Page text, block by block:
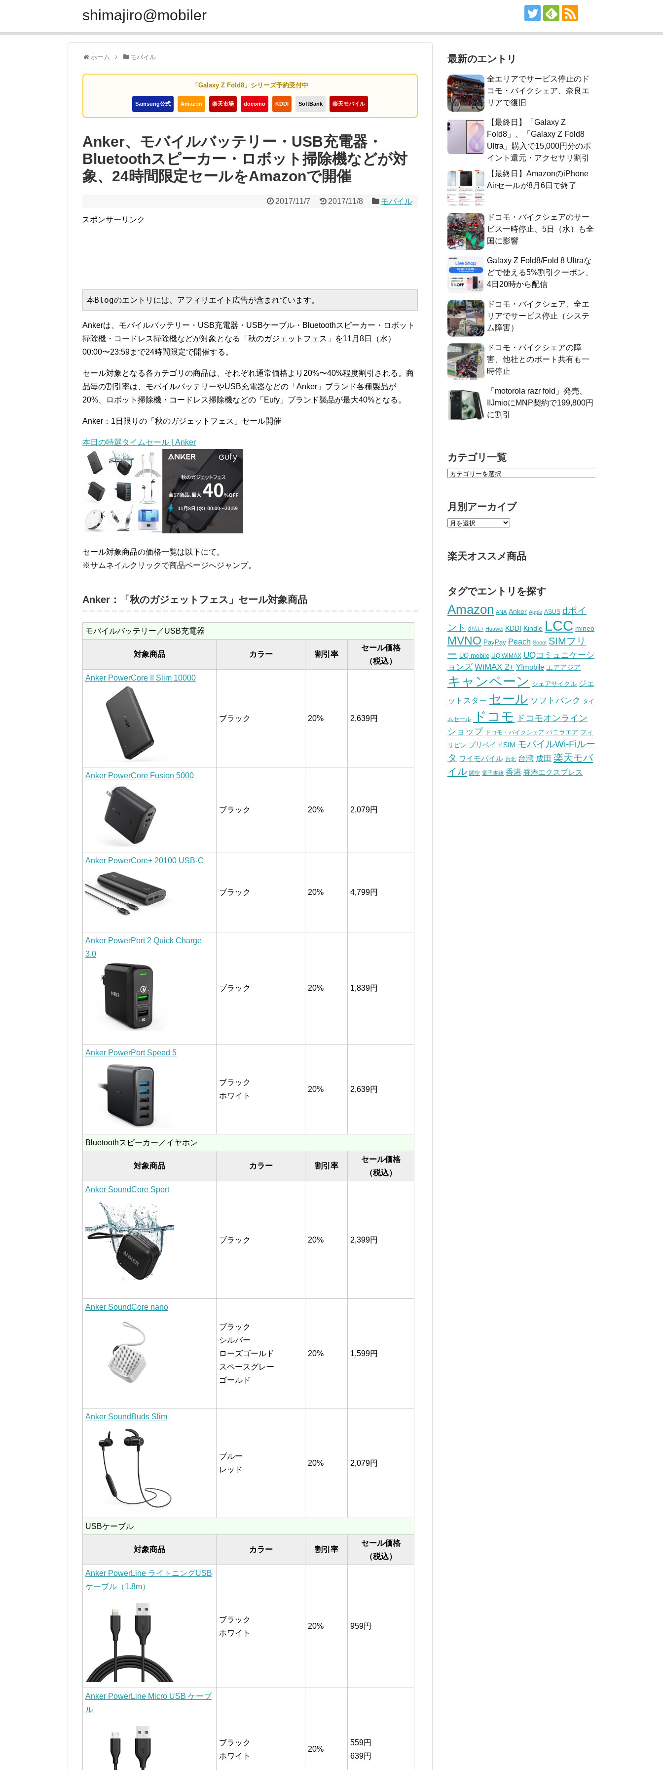
shimajiro@mobiler
ホーム モバイル
「Galaxy Z Fold8」シリーズ予約受付中
Samsung公式 Amazon 楽天市場 docomo KDDI SoftBank 楽天モバイル
Anker、モバイルバッテリー・USB充電器・
Bluetoothスピーカー・ロボット掃除機などが対
象、24時間限定セールをAmazonで開催
2017/11/7 2017/11/8 モバイル
スポンサーリンク
本Blogのエントリには、アフィリエイト広告が含まれています。
Ankerは、モバイルバッテリー・USB充電器・USBケーブル・Bluetoothスピーカー・ロボット
掃除機・コードレス掃除機などが対象となる「秋のガジェットフェス」を11月8日（水）
00:00〜23:59まで24時間限定で開催する。
セール対象となる各カテゴリの商品は、それぞれ通常価格より20%〜40%程度割引される。商
品毎の割引率は、モバイルバッテリーやUSB充電器などの「Anker」ブランド各種製品が
20%、ロボット掃除機・コードレス掃除機などの「Eufy」ブランド製品が最大40%となる。
Anker：1日限りの「秋のガジェットフェス」セール開催
本日の特選タイムセール | Anker
セール対象商品の価格一覧は以下にて。
※サムネイルクリックで商品ページへジャンプ。
Anker：「秋のガジェットフェス」セール対象商品
モバイルバッテリー／USB充電器
対象商品 カラー 割引率
セール価格
（税込）
Anker PowerCore II Slim 10000
ブラック 20% 2,639円
Anker PowerCore Fusion 5000
ブラック 20% 2,079円
Anker PowerCore+ 20100 USB-C
ブラック 20% 4,799円
Anker PowerPort 2 Quick Charge
3.0
ブラック 20% 1,839円
Anker PowerPort Speed 5
ブラック
ホワイト
20% 2,639円
Bluetoothスピーカー／イヤホン
対象商品 カラー 割引率
セール価格
（税込）
Anker SoundCore Sport
ブラック 20% 2,399円
Anker SoundCore nano
ブラック
シルバー
ローズゴールド
スペースグレー
ゴールド
20% 1,599円
Anker SoundBuds Slim
ブルー
レッド
20% 2,079円
USBケーブル
対象商品 カラー 割引率
セール価格
（税込）
Anker PowerLine ライトニングUSB
ケーブル（1.8m）
ブラック
ホワイト
20% 959円
Anker PowerLine Micro USB ケーブ
ル
ブラック
ホワイト
20%
559円
639円
最新のエントリ
全エリアでサービス停止のド
コモ・バイクシェア、奈良エ
リアで復旧
【最終日】「Galaxy Z
Fold8」、「Galaxy Z Fold8
Ultra」購入で15,000円分のポ
イント還元・アクセサリ割引
【最終日】AmazonのiPhone
Airセールが8月6日で終了
ドコモ・バイクシェアのサー
ビス一時停止、5日（水）も全
国に影響
Galaxy Z Fold8/Fold 8 Ultraな
どで使える5%割引クーポン、
4日20時から配信
ドコモ・バイクシェア、全エ
リアでサービス停止（システ
ム障害）
ドコモ・バイクシェアの障
害、他社とのポート共有も一
時停止
「motorola razr fold」発売、
IIJmioにMNP契約で199,800円
に割引
カテゴリ一覧
月別アーカイブ
楽天オススメ商品
タグでエントリを探す
Amazon ANA Anker Apple ASUS dポイ
ント
d払い Huawei KDDI Kindle LCC mineo
MVNO PayPay Peach Scoot SIMフリ
ー UQ mobile UQ WiMAX UQコミュニケーシ
ョンズ WiMAX 2+ Y!mobile エアアジア
キャンペーン シェアサイクル ジェ
ットスター セール ソフトバンク タイ
ムセール ドコモ
ドコモオンライン
ショップ ドコモ・バイクシェア バニラエア フィ
リピン プリペイドSIM モバイルWi-Fiルー
タ ワイモバイル 台北 台湾 成田 楽天モバ
イル 関空 電子書籍 香港 香港エクスプレス